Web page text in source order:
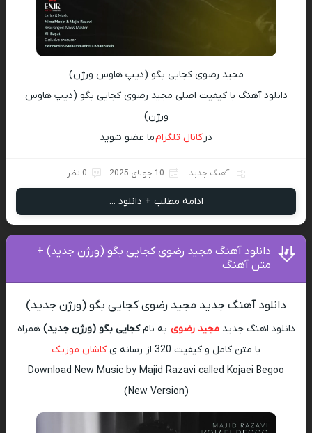
مجید رضوی کجایی بگو (دیپ هاوس ورژن)
دانلود آهنگ با کیفیت اصلی مجید رضوی کجایی بگو (دیپ هاوس
ورژن)
درکانال تلگرامما عضو شوید
آهنگ جدید 10 جولای 2025 0 نظر
ادامه مطلب + دانلود ...
دانلود آهنگ مجید رضوی کجایی بگو (ورژن جدید) +
متن آهنگ
دانلود آهنگ جدید مجید رضوی کجایی بگو (ورژن جدید)
دانلود اهنگ جدیدمجید رضوی به نامکجایی بگو (ورژن جدید) همراه
با متن کامل و کیفیت 320 از رسانه ی
کاشان موزیک
Download New Music by Majid Razavi called Kojaei Begoo
(New Version)